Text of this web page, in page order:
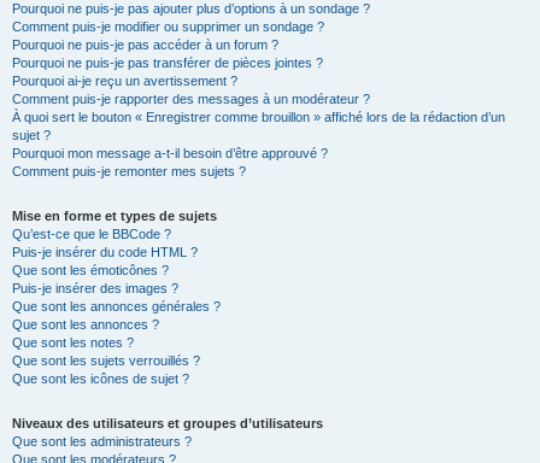
Pourquoi ne puis-je pas ajouter plus d’options à un sondage ?
Comment puis-je modifier ou supprimer un sondage ?
Pourquoi ne puis-je pas accéder à un forum ?
Pourquoi ne puis-je pas transférer de pièces jointes ?
Pourquoi ai-je reçu un avertissement ?
Comment puis-je rapporter des messages à un modérateur ?
À quoi sert le bouton « Enregistrer comme brouillon » affiché lors de la rédaction d’un
sujet ?
Pourquoi mon message a-t-il besoin d’être approuvé ?
Comment puis-je remonter mes sujets ?
Mise en forme et types de sujets
Qu’est-ce que le BBCode ?
Puis-je insérer du code HTML ?
Que sont les émoticônes ?
Puis-je insérer des images ?
Que sont les annonces générales ?
Que sont les annonces ?
Que sont les notes ?
Que sont les sujets verrouillés ?
Que sont les icônes de sujet ?
Niveaux des utilisateurs et groupes d’utilisateurs
Que sont les administrateurs ?
Que sont les modérateurs ?